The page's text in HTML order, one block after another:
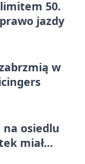
50.
jazdy
w
osiedlu
miał